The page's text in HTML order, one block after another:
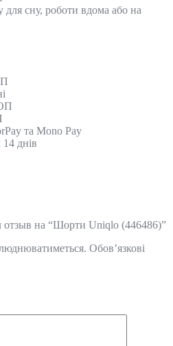
для сну, роботи вдома або на
та Mono Pay
днів
отзыв на “Шорти Uniqlo (446486)”
Обов’язкові